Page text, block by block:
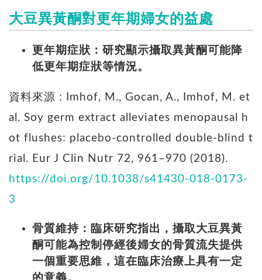
大豆異黃酮對更年期婦女的益處
更年期症狀：研究顯示攝取異黃酮可能降
低更年期症狀等情況。
資料來源 : Imhof, M., Gocan, A., Imhof, M. et
al. Soy germ extract alleviates menopausal h
ot flushes: placebo-controlled double-blind t
rial. Eur J Clin Nutr 72, 961–970 (2018).
https://doi.org/10.1038/s41430-018-0173-
3
骨質維持：臨床研究指出，攝取大豆異黃
酮可能為控制停經後婦女的骨質流失提供
一個重要思維，這在臨床治療上具有一定